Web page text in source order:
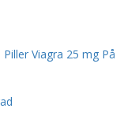
Viagra 25 mg På